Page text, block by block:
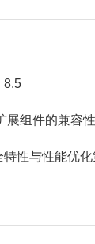
8.5
展组件的兼容
性与性能优化